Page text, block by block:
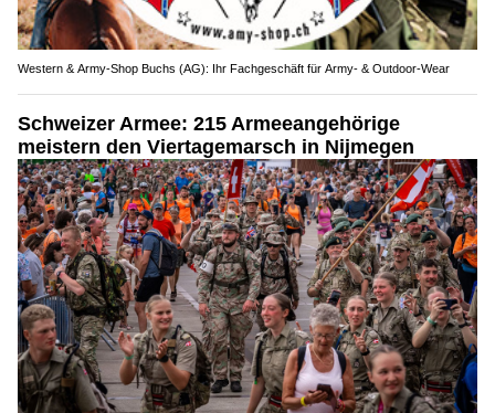
Western & Army-Shop Buchs (AG): Ihr Fachgeschäft für Army- & Outdoor-Wear
Schweizer Armee: 215 Armeeangehörige
meistern den Viertagemarsch in Nijmegen